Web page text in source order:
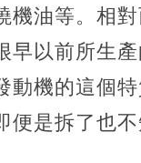
油等。相
早以前所生
機的這個
便是拆了也